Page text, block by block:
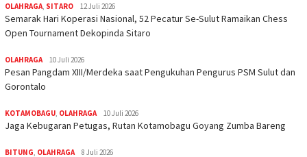
OLAHRAGA SITARO 12 Juli 2026
Semarak Hari Koperasi Nasional, 52 Pecatur Se-Sulut Ramaikan Chess
Open Tournament Dekopinda Sitaro
OLAHRAGA 10 Juli 2026
Pesan Pangdam XIII/Merdeka saat Pengukuhan Pengurus PSM Sulut dan
Gorontalo
KOTAMOBAGU OLAHRAGA 10 Juli 2026
Jaga Kebugaran Petugas, Rutan Kotamobagu Goyang Zumba Bareng
BITUNG OLAHRAGA 8 Juli 2026